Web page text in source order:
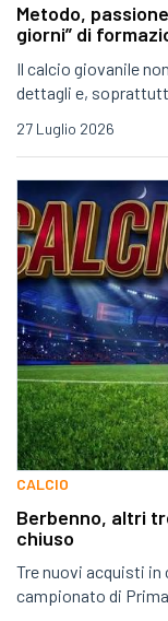
Metodo,
giorni” di
Il calcio giovanile
dettagli e,
27 Luglio 2026
CALCIO
Berbenno, altri
chiuso
Tre nuovi acquisti in
campionato di